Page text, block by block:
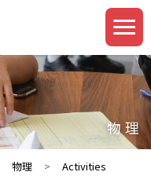
物理
物理 > Activities